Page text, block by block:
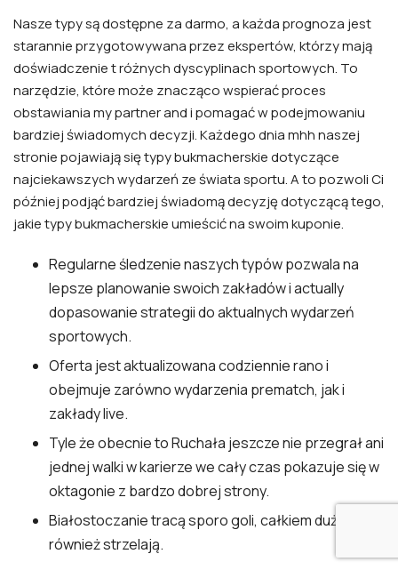
Nasze typy są dostępne za darmo, a każda prognoza jest
starannie przygotowywana przez ekspertów, którzy mają
doświadczenie t różnych dyscyplinach sportowych. To
narzędzie, które może znacząco wspierać proces
obstawiania my partner and i pomagać w podejmowaniu
bardziej świadomych decyzji. Każdego dnia mhh naszej
stronie pojawiają się typy bukmacherskie dotyczące
najciekawszych wydarzeń ze świata sportu. A to pozwoli Ci
później podjąć bardziej świadomą decyzję dotyczącą tego,
jakie typy bukmacherskie umieścić na swoim kuponie.
Regularne śledzenie naszych typów pozwala na
lepsze planowanie swoich zakładów i actually
dopasowanie strategii do aktualnych wydarzeń
sportowych.
Oferta jest aktualizowana codziennie rano i
obejmuje zarówno wydarzenia prematch, jak i
zakłady live.
Tyle że obecnie to Ruchała jeszcze nie przegrał ani
jednej walki w karierze we cały czas pokazuje się w
oktagonie z bardzo dobrej strony.
Białostoczanie tracą sporo goli, całkiem dużo ich
również strzelają.